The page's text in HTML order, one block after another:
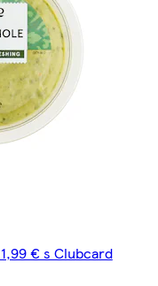
€ s Clubcard